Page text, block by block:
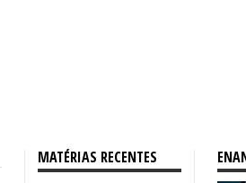
MATÉRIAS RECENTES